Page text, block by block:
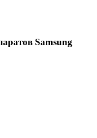
Samsung